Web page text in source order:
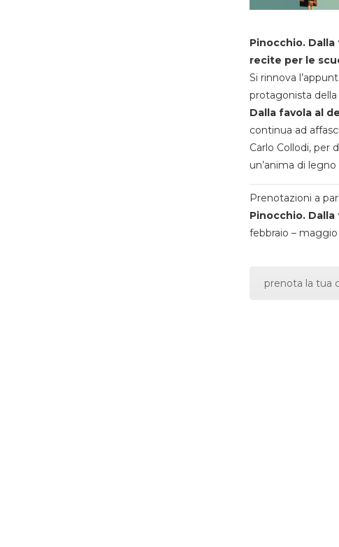
Pinocchio.
recite per le
Si rinnova
protagonista
Dalla favola al
continua ad
Carlo Collodi, per
un’anima di
Prenotazioni a
Pinocchio.
febbraio –
prenota la tua